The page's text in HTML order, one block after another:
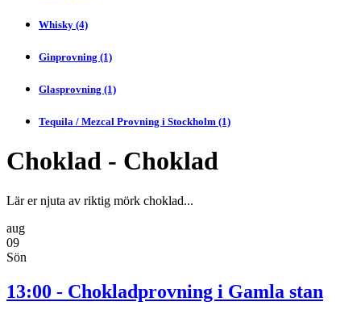
Whisky (4)
Ginprovning (1)
Glasprovning (1)
Tequila / Mezcal Provning i Stockholm (1)
Choklad - Choklad
Lär er njuta av riktig mörk choklad...
aug
09
Sön
13:00 - Chokladprovning i Gamla stan